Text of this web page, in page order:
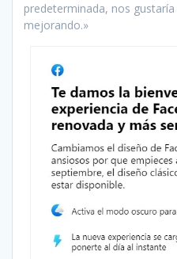
predeterminada, nos
mejorando.»